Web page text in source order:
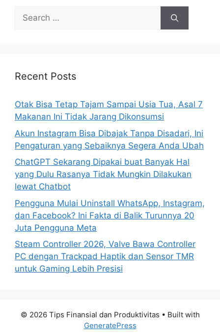
h
r
:
Recent Posts
Otak Bisa Tetap Tajam Sampai Usia Tua, Asal 7
Makanan Ini Tidak Jarang Dikonsumsi
Akun Instagram Bisa Dibajak Tanpa Disadari, Ini
Pengaturan yang Sebaiknya Segera Anda Ubah
ChatGPT Sekarang Dipakai buat Banyak Hal
yang Dulu Rasanya Tidak Mungkin Dilakukan
lewat Chatbot
Pengguna Mulai Uninstall WhatsApp, Instagram,
dan Facebook? Ini Fakta di Balik Turunnya 20
Juta Pengguna Meta
Steam Controller 2026, Valve Bawa Controller
PC dengan Trackpad Haptik dan Sensor TMR
untuk Gaming Lebih Presisi
© 2026 Tips Finansial dan Produktivitas • Built with
GeneratePress